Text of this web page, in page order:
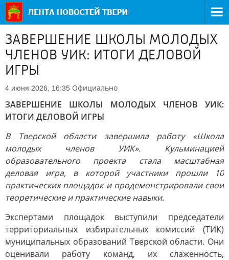
ЗАВЕРШЕНИЕ ШКОЛЫ МОЛОДЫХ
ЧЛЕНОВ УИК: ИТОГИ ДЕЛОВОЙ
ИГРЫ
4 июня 2026, 16:35 Официально
ЗАВЕРШЕНИЕ ШКОЛЫ МОЛОДЫХ ЧЛЕНОВ УИК:
ИТОГИ ДЕЛОВОЙ ИГРЫ
В Тверской области завершила работу «Школа
молодых членов УИК». Кульминацией
образовательного проекта стала масштабная
деловая игра, в которой участники прошли 10
практических площадок и продемонстрировали свои
теоретические и практические навыки.
Экспертами площадок выступили председатели
территориальных избирательных комиссий (ТИК)
муниципальных образований Тверской области. Они
оценивали работу команд, их слаженность,